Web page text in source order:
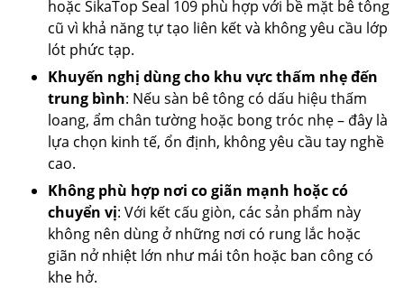
hoặc SikaTop Seal 109 phù hợp với bề mặt bê tông
cũ vì khả năng tự tạo liên kết và không yêu cầu lớp
lót phức tạp.
Khuyến nghị dùng cho khu vực thấm nhẹ đến
trung bình: Nếu sàn bê tông có dấu hiệu thấm
loang, ẩm chân tường hoặc bong tróc nhẹ – đây là
lựa chọn kinh tế, ổn định, không yêu cầu tay nghề
cao.
Không phù hợp nơi co giãn mạnh hoặc có
chuyển vị: Với kết cấu giòn, các sản phẩm này
không nên dùng ở những nơi có rung lắc hoặc
giãn nở nhiệt lớn như mái tôn hoặc ban công có
khe hở.